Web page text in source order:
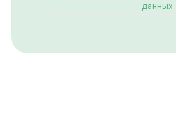
данных